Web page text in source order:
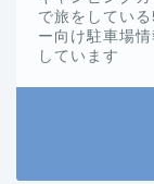
で旅をしてい
ー向け駐車場
しています